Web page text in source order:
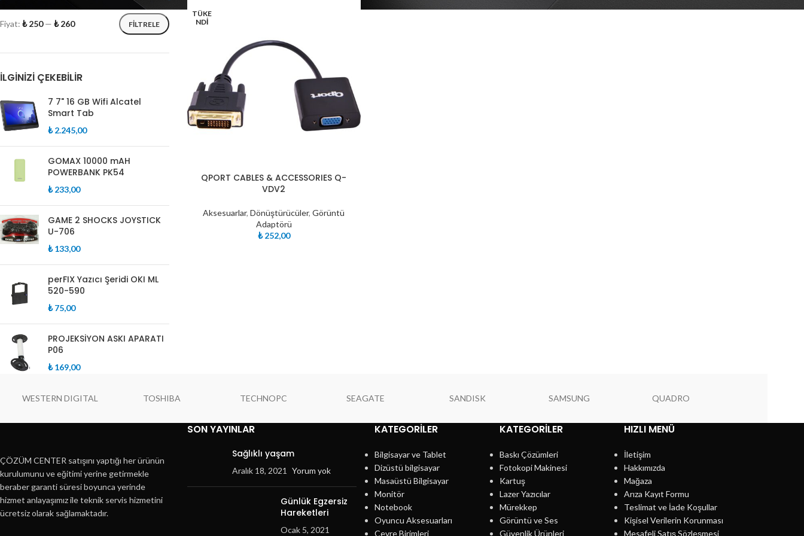
FILTRELE
Fiyat: ₺ 250— ₺ 260
İLGINIZI ÇEKEBILIR
7 7" 16 GB Wifi Alcatel
Smart Tab
₺2.245,00
GOMAX 10000 mAH
POWERBANK PK54
₺233,00
GAME 2 SHOCKS JOYSTICK
U-706
₺133,00
perFIX Yazıcı Şeridi OKI ML
520-590
₺75,00
PROJEKSİYON ASKI APARATI
P06
₺169,00
TÜKE
NDI
QPORT CABLES & ACCESSORIES Q-
VDV2
Aksesuarlar,Dönüştürücüler,Görüntü
Adaptörü
₺252,00
WESTERN DIGITAL TOSHIBA TECHNOPC SEAGATE SANDISK SAMSUNG QUADRO
ÇÖZÜM CENTER satışını yaptığı her ürünün
kurulumunu ve eğitimi yerine getirmekle
beraber garanti süresi boyunca yerinde
hizmet anlayaşımız ile teknik servis hizmetini
ücretsiz olarak sağlamaktadır.
SON YAYINLAR
Sağlıklı yaşam
Aralık 18, 2021 Yorum yok
Günlük Egzersiz
Hareketleri
Ocak 5, 2021
KATEGORILER
Bilgisayar ve Tablet
Dizüstü bilgisayar
Masaüstü Bilgisayar
Monitör
Notebook
Oyuncu Aksesuarları
Çevre Birimleri
KATEGORILER
Baskı Çözümleri
Fotokopi Makinesi
Kartuş
Lazer Yazıcılar
Mürekkep
Görüntü ve Ses
Güvenlik Ürünleri
HIZLI MENÜ
İletişim
Hakkımızda
Mağaza
Arıza Kayıt Formu
Teslimat ve İade Koşullar
Kişisel Verilerin Korunması
Mesafeli Satış Sözleşmesi